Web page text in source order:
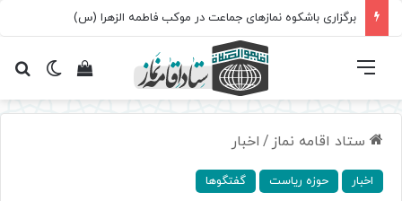
برگزاری باشکوه نمازهای جماعت در موکب فاطمه الزهرا (س)
تغییرمشاهده فهرست
ستاد اقامه نماز / اخبار
اخبار حوزه ریاست گفتگوها